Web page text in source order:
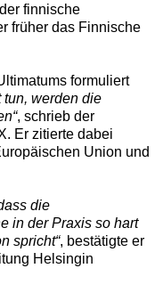
finnische
früher das Finnische
formuliert
tun, werden die
, schrieb der
Er zitierte dabei
Union und
die
in der Praxis so hart
spricht“, bestätigte er
Helsingin